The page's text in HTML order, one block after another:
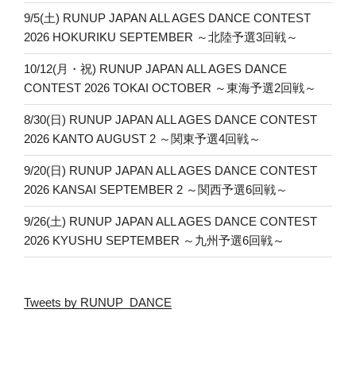
9/5(土) RUNUP JAPAN ALL AGES DANCE CONTEST
2026 HOKURIKU SEPTEMBER ～北陸予選3回戦～
10/12(月・祝) RUNUP JAPAN ALL AGES DANCE
CONTEST 2026 TOKAI OCTOBER ～東海予選2回戦～
8/30(日) RUNUP JAPAN ALL AGES DANCE CONTEST
2026 KANTO AUGUST 2 ～関東予選4回戦～
9/20(日) RUNUP JAPAN ALL AGES DANCE CONTEST
2026 KANSAI SEPTEMBER 2 ～関西予選6回戦～
9/26(土) RUNUP JAPAN ALL AGES DANCE CONTEST
2026 KYUSHU SEPTEMBER ～九州予選6回戦～
Tweets by RUNUP_DANCE